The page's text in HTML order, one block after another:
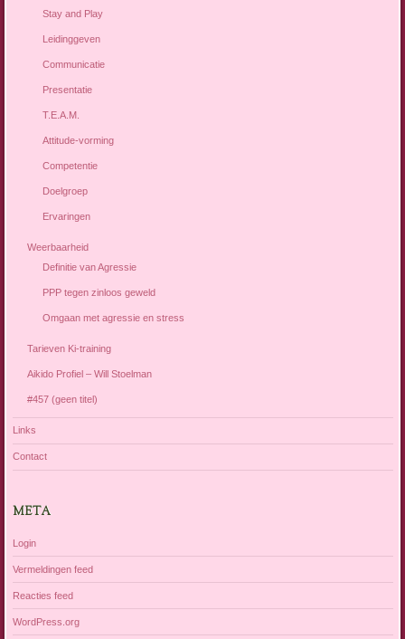
Stay and Play
Leidinggeven
Communicatie
Presentatie
T.E.A.M.
Attitude-vorming
Competentie
Doelgroep
Ervaringen
Weerbaarheid
Definitie van Agressie
PPP tegen zinloos geweld
Omgaan met agressie en stress
Tarieven Ki-training
Aikido Profiel – Will Stoelman
#457 (geen titel)
Links
Contact
META
Login
Vermeldingen feed
Reacties feed
WordPress.org